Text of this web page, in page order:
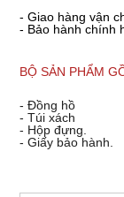
- Giao hàng vận
- Bảo hành chính
BỘ SẢN PHẨM
- Đồng hồ
- Túi xách
- Hộp đựng.
- Giấy bảo hành.